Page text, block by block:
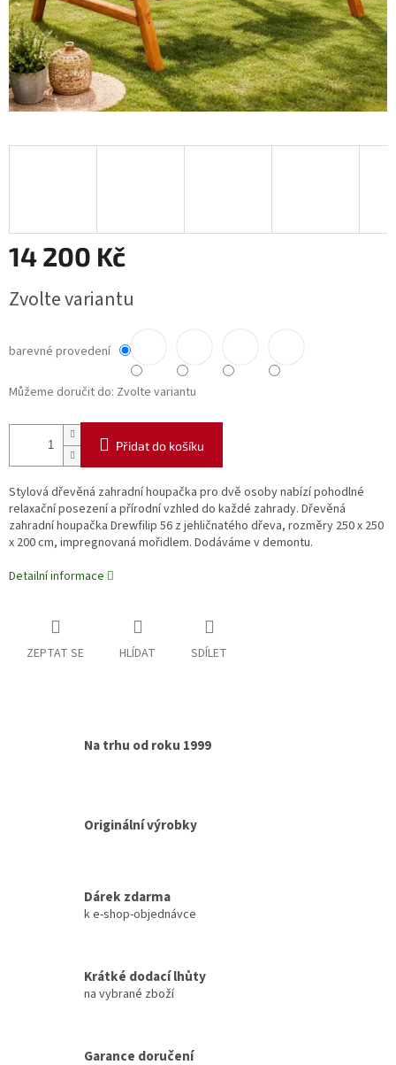
14 200 Kč
cena:
Zvolte variantu
barevné provedení
Můžeme doručit do: Zvolte variantu
Přidat do košíku
Stylová dřevěná zahradní houpačka pro dvě osoby nabízí pohodlné
relaxační posezení a přírodní vzhled do každé zahrady. Dřevěná
zahradní houpačka Drewfilip 56 z jehličnatého dřeva, rozměry 250 x 250
x 200 cm, impregnovaná mořidlem. Dodáváme v demontu.
Detailní informace
ZEPTAT SE HLÍDAT SDÍLET
Na trhu od roku 1999
Originální výrobky
Dárek zdarma
k e-shop-objednávce
Krátké dodací lhůty
na vybrané zboží
Garance doručení